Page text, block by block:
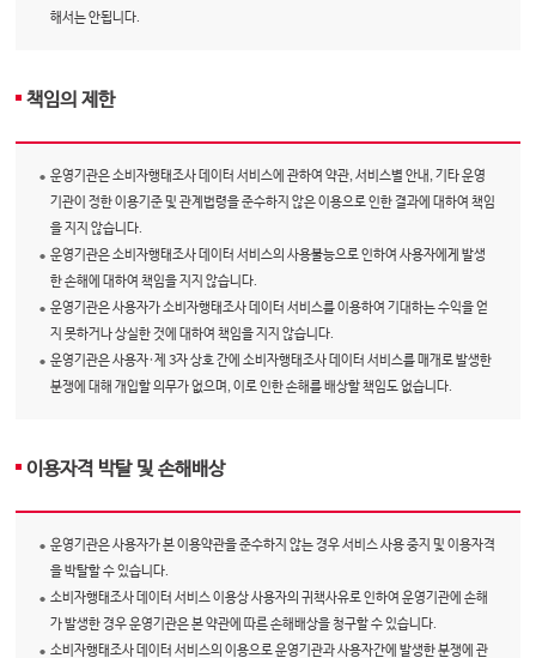
해서는 안됩니다.
책임의 제한
운영기관은 소비자행태조사 데이터 서비스에 관하여 약관, 서비스별 안내, 기타 운영
기관이 정한 이용기준 및 관계법령을 준수하지 않은 이용으로 인한 결과에 대하여 책임
을 지지 않습니다.
운영기관은 소비자행태조사 데이터 서비스의 사용불능으로 인하여 사용자에게 발생
한 손해에 대하여 책임을 지지 않습니다.
운영기관은 사용자가 소비자행태조사 데이터 서비스를 이용하여 기대하는 수익을 얻
지 못하거나 상실한 것에 대하여 책임을 지지 않습니다.
운영기관은 사용자·제 3자 상호 간에 소비자행태조사 데이터 서비스를 매개로 발생한
분쟁에 대해 개입할 의무가 없으며, 이로 인한 손해를 배상할 책임도 없습니다.
이용자격 박탈 및 손해배상
운영기관은 사용자가 본 이용약관을 준수하지 않는 경우 서비스 사용 중지 및 이용자격
을 박탈할 수 있습니다.
소비자행태조사 데이터 서비스 이용상 사용자의 귀책사유로 인하여 운영기관에 손해
가 발생한 경우 운영기관은 본 약관에 따른 손해배상을 청구할 수 있습니다.
소비자행태조사 데이터 서비스의 이용으로 운영기관과 사용자간에 발생한 분쟁에 관